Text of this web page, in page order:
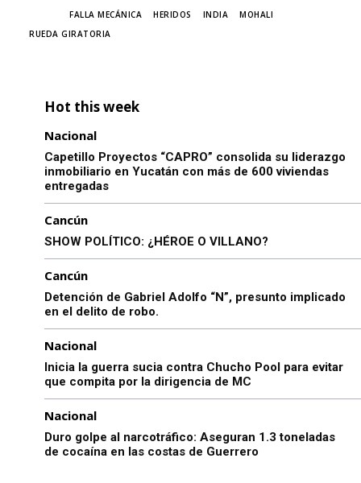
FALLA MECÁNICA HERIDOS INDIA
MOHALI
RUEDA GIRATORIA
Hot this week
Nacional
Capetillo Proyectos “CAPRO” consolida su liderazgo
inmobiliario en Yucatán con más de 600 viviendas
entregadas
Cancún
SHOW POLÍTICO: ¿HÉROE O VILLANO?
Cancún
Detención de Gabriel Adolfo “N”, presunto implicado
en el delito de robo.
Nacional
Inicia la guerra sucia contra Chucho Pool para evitar
que compita por la dirigencia de MC
Nacional
Duro golpe al narcotráfico: Aseguran 1.3 toneladas
de cocaína en las costas de Guerrero